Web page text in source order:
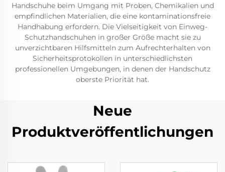
Handschuhe beim Umgang mit Proben, Chemikalien und
empfindlichen Materialien, die eine kontaminationsfreie
Handhabung erfordern. Die Vielseitigkeit von Einweg-
Schutzhandschuhen in großer Größe macht sie zu
unverzichtbaren Hilfsmitteln zum Aufrechterhalten von
Sicherheitsprotokollen in unterschiedlichsten
professionellen Umgebungen, in denen der Handschutz
oberste Priorität hat.
Neue
Produktveröffentlichungen